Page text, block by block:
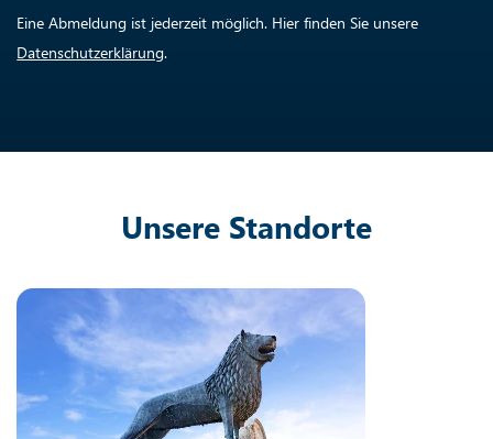
Eine Abmeldung ist jederzeit möglich. Hier finden Sie unsere
Datenschutzerklärung.
Unsere Standorte